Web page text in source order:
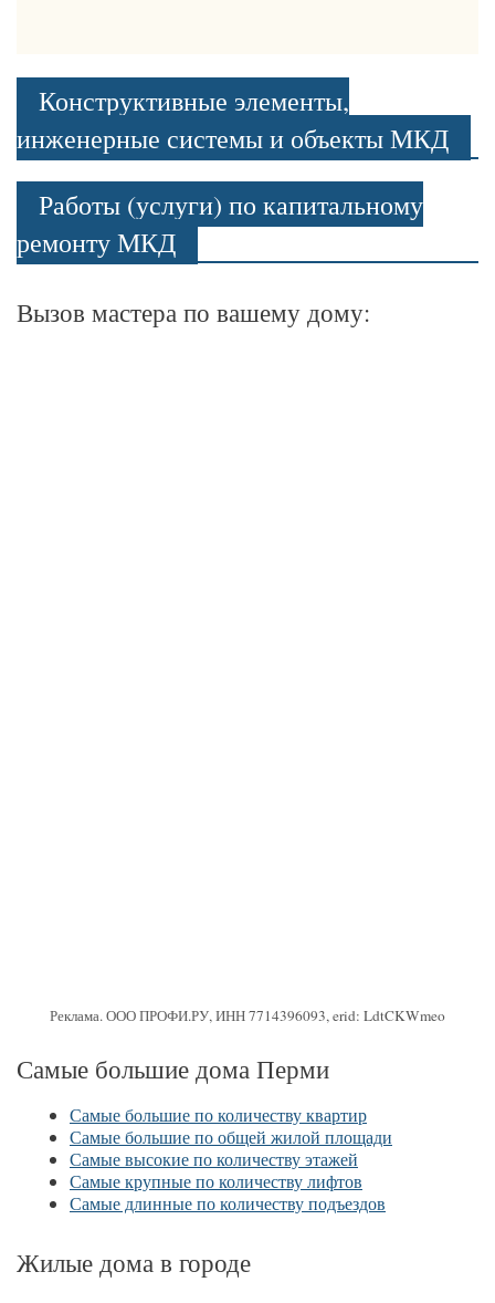
Конструктивные элементы,
инженерные системы и объекты МКД
Работы (услуги) по капитальному
ремонту МКД
Вызов мастера по вашему дому:
Реклама. ООО ПРОФИ.РУ, ИНН 7714396093, erid: LdtCKWmeo
Самые большие дома Перми
Самые большие по количеству квартир
Самые большие по общей жилой площади
Самые высокие по количеству этажей
Самые крупные по количеству лифтов
Самые длинные по количеству подъездов
Жилые дома в городе